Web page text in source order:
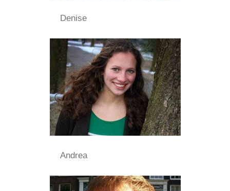
Denise
Andrea